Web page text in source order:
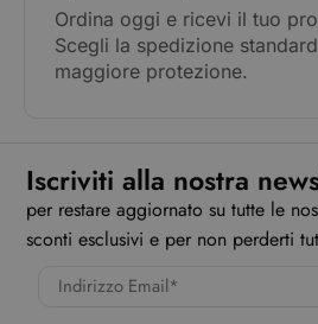
Ordina oggi e ricevi il tuo
Scegli la spedizione
maggiore protezione.
Iscriviti alla nostra
per restare aggiornato su tutte le
sconti esclusivi e per non perderti